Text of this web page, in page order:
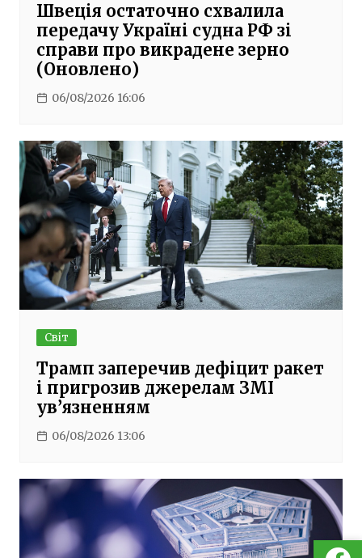
Швеція остаточно схвалила
передачу Україні судна РФ зі
справи про викрадене зерно
(Оновлено)
06/08/2026 16:06
Світ
Трамп заперечив дефіцит ракет
і пригрозив джерелам ЗМІ
ув’язненням
06/08/2026 13:06